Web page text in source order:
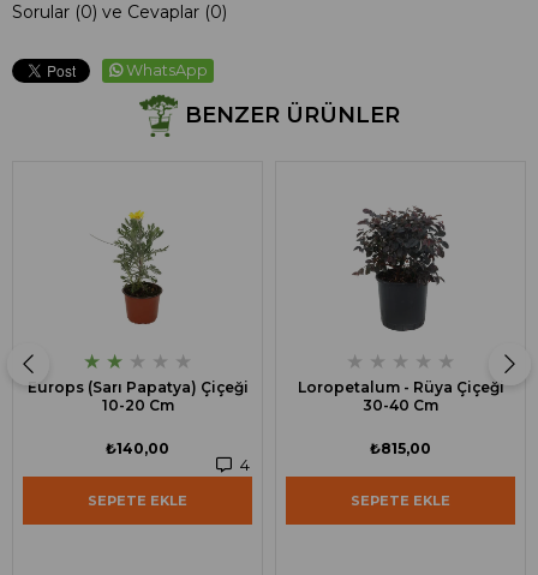
Sorular (0) ve Cevaplar (0)
WhatsApp
BENZER ÜRÜNLER
★ ★ ★ ★ ★
Europs (Sarı Papatya) Çiçeği
10-20 Cm
4
₺140,00
SEPETE EKLE
★ ★ ★ ★ ★
Loropetalum - Rüya Çiçeği
30-40 Cm
₺815,00
SEPETE EKLE